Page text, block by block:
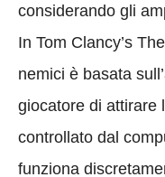
considerando gli
In Tom Clancy’s
nemici è basata
giocatore di attirare
controllato dal
funziona